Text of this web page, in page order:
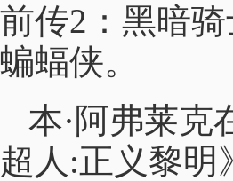
前传2：黑暗
蝙蝠侠。
本·阿弗莱克
超人:正义黎明